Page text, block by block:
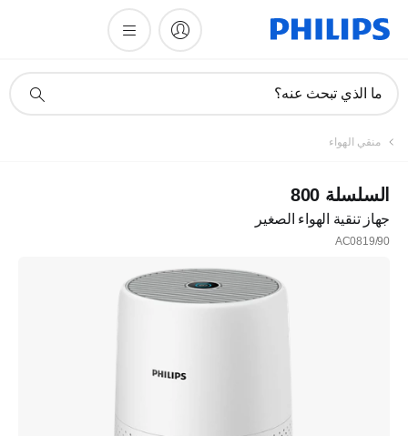
دعم
ما الذي تبحث عنه؟
منقي الهواء
السلسلة 800
جهاز تنقية الهواء الصغير
AC0819/90